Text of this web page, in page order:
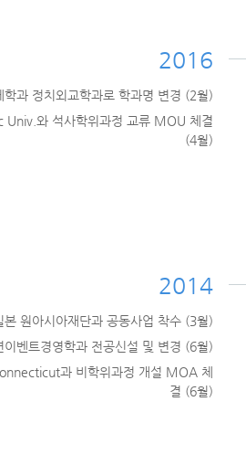
2016
학과 정치외교학과로 학과명 변경 (2월)
와 석사학위과정 교류 MOU 체결
(4월)
2014
본 원아시아재단과 공동사업 착수 (3월)
벤트경영학과 전공신설 및 변경 (6월)
과 비학위과정 개설 MOA 체
결 (6월)